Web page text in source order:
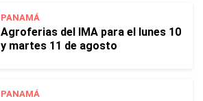
PANAMÁ
Agroferias del IMA para el lunes 10
y martes 11 de agosto
PANAMÁ